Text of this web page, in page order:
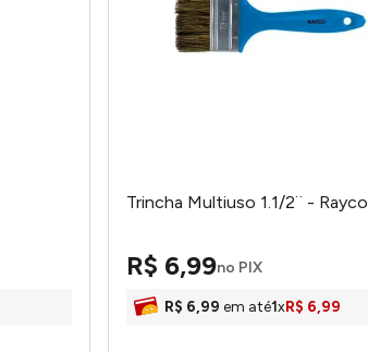
Trincha Multiuso 1.1/2¨ - Rayco
R$ 6,99no PIX
R$ 6,99 em até1xR$ 6,99